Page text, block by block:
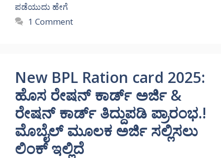
ಪಡೆಯುದು ಹೇಗೆ
1 Comment
New BPL Ration card 2025:
ಹೊಸ ರೇಷನ್ ಕಾರ್ಡ್ ಅರ್ಜಿ &
ರೇಷನ್ ಕಾರ್ಡ್ ತಿದ್ದುಪಡಿ ಪ್ರಾರಂಭ.!
ಮೊಬೈಲ್ ಮೂಲಕ ಅರ್ಜಿ ಸಲ್ಲಿಸಲು
ಲಿಂಕ್ ಇಲ್ಲಿದೆ